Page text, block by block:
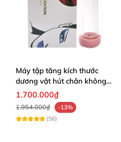
Máy tập tăng kích thước
dương vật hút chân không
tự động - The II Generation
1.700.000₫
1.954.000₫
-13%
(56)